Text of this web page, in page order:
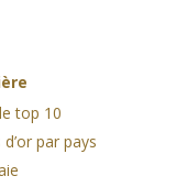
top 10
par pays